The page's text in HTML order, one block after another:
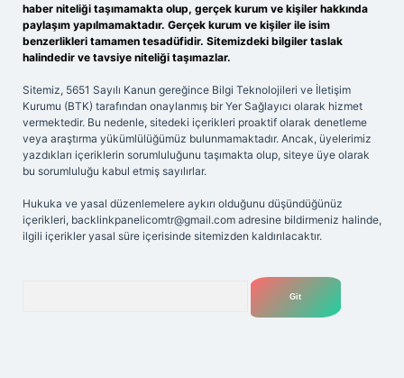
haber niteliği taşımamakta olup, gerçek kurum ve kişiler hakkında
paylaşım yapılmamaktadır. Gerçek kurum ve kişiler ile isim
benzerlikleri tamamen tesadüfidir. Sitemizdeki bilgiler taslak
halindedir ve tavsiye niteliği taşımazlar.
Sitemiz, 5651 Sayılı Kanun gereğince Bilgi Teknolojileri ve İletişim
Kurumu (BTK) tarafından onaylanmış bir Yer Sağlayıcı olarak hizmet
vermektedir. Bu nedenle, sitedeki içerikleri proaktif olarak denetleme
veya araştırma yükümlülüğümüz bulunmamaktadır. Ancak, üyelerimiz
yazdıkları içeriklerin sorumluluğunu taşımakta olup, siteye üye olarak
bu sorumluluğu kabul etmiş sayılırlar.
Hukuka ve yasal düzenlemelere aykırı olduğunu düşündüğünüz
içerikleri, backlinkpanelicomtr@gmail.com adresine bildirmeniz halinde,
ilgili içerikler yasal süre içerisinde sitemizden kaldırılacaktır.